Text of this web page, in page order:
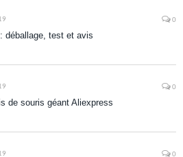
0
déballage, test et avis
0
de souris géant Aliexpress
0